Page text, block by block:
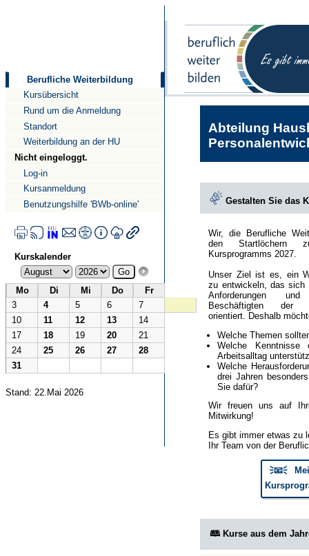
Berufliche Weiterbildung
Kursübersicht
Rund um die Anmeldung
Standort
Weiterbildung an der HU
Nicht eingeloggt.
Log-in
Kursanmeldung
Benutzungshilfe 'BWb-online'
Kurskalender
Mo Di Mi Do
Fr
3
4 5 6
7
10
11 12 13
14
17
18 19 20
21
24
25 26 27
28
31
Stand: 22.Mai 2026
Abteilung
Gestalten Sie das
Wir, die Berufliche
den Startlöchern
Kursprogramms 2027.
Unser Ziel ist es, ein
zu entwickeln, das sich
Anforderungen
Beschäftigten der
orientiert. Deshalb
Welche Themen
Welche
Arbeitsalltag
Welche
drei Jahren
Sie dafür?
Wir freuen uns auf
Mitwirkung!
Es gibt immer etwas zu
Ihr Team von der
🗦📧🗧
🕮 Kurse aus dem